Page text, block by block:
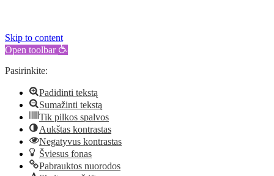
Skip to content
Open toolbar
Pasirinkite:
Padidinti tekstą
Sumažinti tekstą
Tik pilkos spalvos
Aukštas kontrastas
Negatyvus kontrastas
Šviesus fonas
Pabrauktos nuorodos